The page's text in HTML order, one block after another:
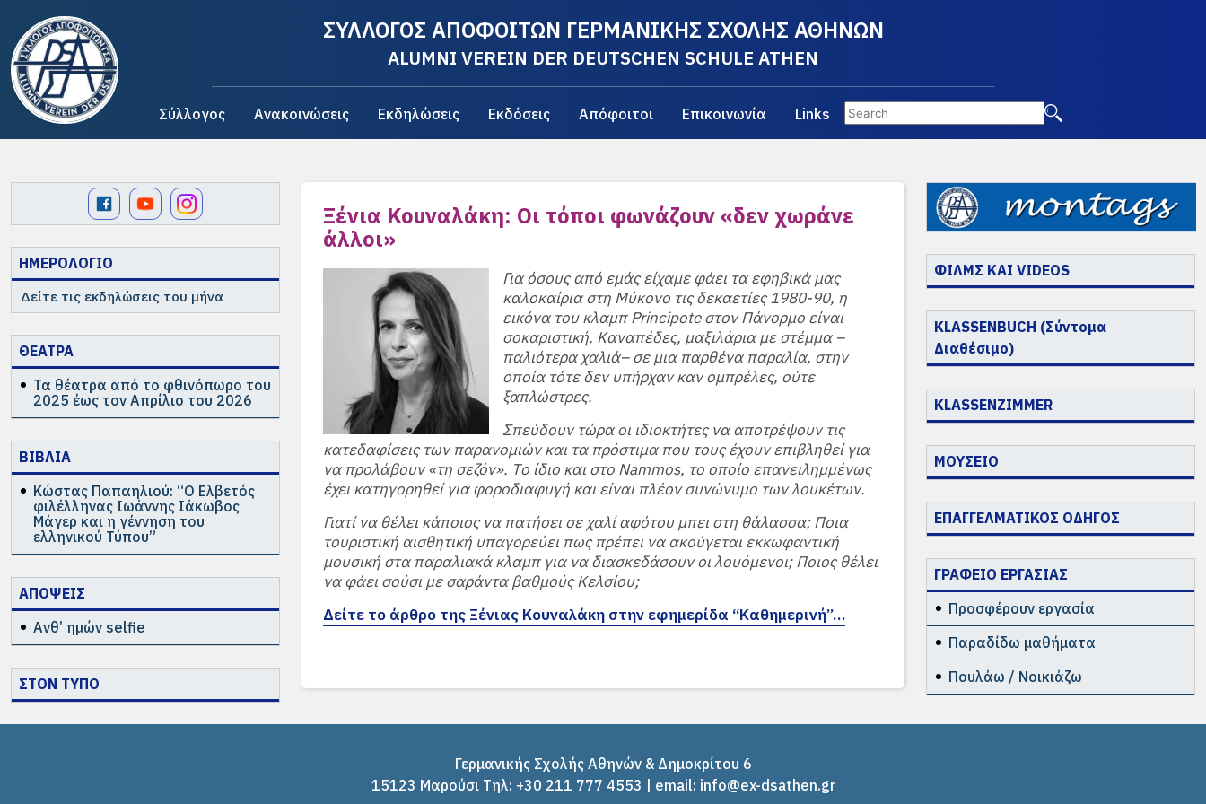
ΣΥΛΛΟΓΟΣ ΑΠΟΦΟΙΤΩΝ ΓΕΡΜΑΝΙΚΗΣ ΣΧΟΛΗΣ ΑΘΗΝΩΝ
ALUMNI VEREIN DER DEUTSCHEN SCHULE ATHEN
Σύλλογος Ανακοινώσεις Εκδηλώσεις Εκδόσεις Απόφοιτοι Επικοινωνία Links
ΗΜΕΡΟΛΟΓΙΟ
Δείτε τις εκδηλώσεις του μήνα
ΘΕΑΤΡΑ
Τα θέατρα από το φθινόπωρο του
2025 έως τον Απρίλιο του 2026
ΒΙΒΛΙΑ
Κώστας Παπαηλιού: “Ο Ελβετός
φιλέλληνας Ιωάννης Ιάκωβος
Μάγερ και η γέννηση του
ελληνικού Τύπου”
ΑΠΟΨΕΙΣ
Ανθ’ ημών selfie
ΣΤΟΝ ΤΥΠΟ
Ξένια Κουναλάκη: Οι τόποι φωνάζουν «δεν χωράνε
άλλοι»
Για όσους από εμάς είχαμε φάει τα εφηβικά μας
καλοκαίρια στη Μύκονο τις δεκαετίες 1980-90, η
εικόνα του κλαμπ Principote στον Πάνορμο είναι
σοκαριστική. Kαναπέδες, μαξιλάρια με στέμμα –
παλιότερα χαλιά– σε μια παρθένα παραλία, στην
οποία τότε δεν υπήρχαν καν ομπρέλες, ούτε
ξαπλώστρες.
Σπεύδουν τώρα οι ιδιοκτήτες να αποτρέψουν τις
κατεδαφίσεις των παρανομιών και τα πρόστιμα που τους έχουν επιβληθεί για
να προλάβουν «τη σεζόν». Tο ίδιο και στο Nammos, το οποίο επανειλημμένως
έχει κατηγορηθεί για φοροδιαφυγή και είναι πλέον συνώνυμο των λουκέτων.
Γιατί να θέλει κάποιος να πατήσει σε χαλί αφότου μπει στη θάλασσα; Ποια
τουριστική αισθητική υπαγορεύει πως πρέπει να ακούγεται εκκωφαντική
μουσική στα παραλιακά κλαμπ για να διασκεδάσουν οι λουόμενοι; Ποιος θέλει
να φάει σούσι με σαράντα βαθμούς Κελσίου;
Δείτε το άρθρο της Ξένιας Κουναλάκη στην εφημερίδα “Καθημερινή”…
ΦΙΛΜΣ ΚΑΙ VIDEOS
KLASSENBUCH (Σύντομα
Διαθέσιμο)
KLASSENZIMMER
ΜΟΥΣΕΙΟ
ΕΠΑΓΓΕΛΜΑΤΙΚΟΣ ΟΔΗΓΟΣ
ΓΡΑΦΕΙΟ ΕΡΓΑΣΙΑΣ
Προσφέρουν εργασία
Παραδίδω μαθήματα
Πουλάω / Νοικιάζω
Γερμανικής Σχολής Αθηνών & Δημοκρίτου 6
15123 Μαρούσι Tηλ: +30 211 777 4553 | email: info@ex-dsathen.gr